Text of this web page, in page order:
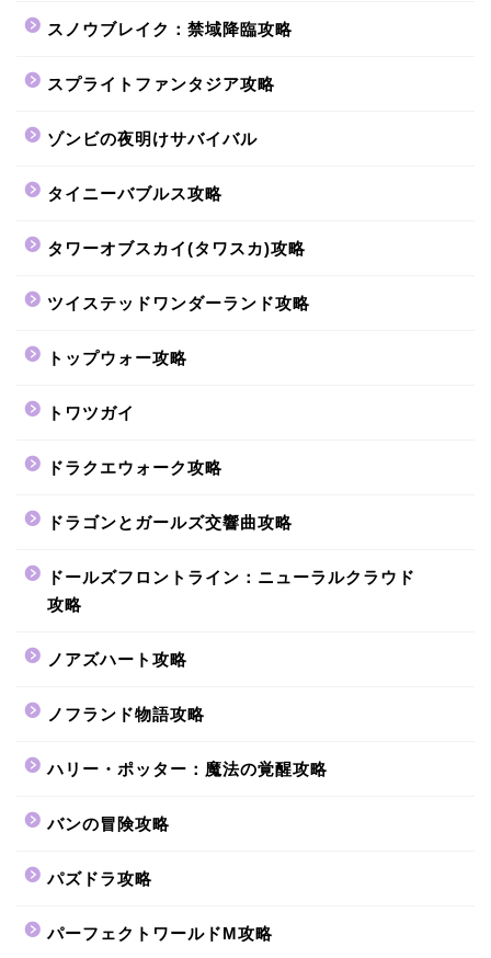
スノウブレイク：禁域降臨攻略
スプライトファンタジア攻略
ゾンビの夜明けサバイバル
タイニーバブルス攻略
タワーオブスカイ(タワスカ)攻略
ツイステッドワンダーランド攻略
トップウォー攻略
トワツガイ
ドラクエウォーク攻略
ドラゴンとガールズ交響曲攻略
ドールズフロントライン：ニューラルクラウド
攻略
ノアズハート攻略
ノフランド物語攻略
ハリー・ポッター：魔法の覚醒攻略
バンの冒険攻略
パズドラ攻略
パーフェクトワールドM攻略